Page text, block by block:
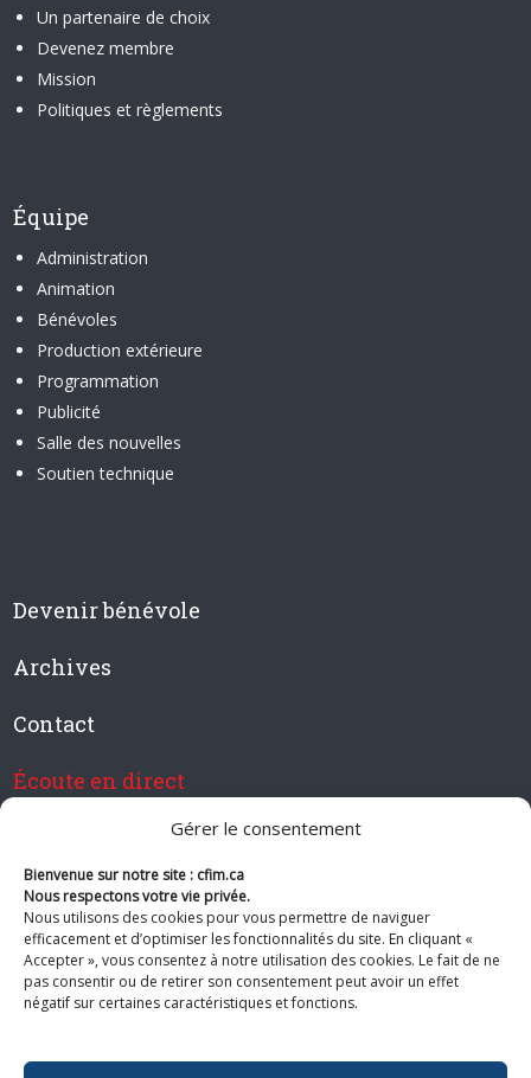
Gérer le consentement
Bienvenue sur notre site : cfim.ca
Nous respectons votre vie privée.
Nous utilisons des cookies pour vous permettre de naviguer
efficacement et d’optimiser les fonctionnalités du site. En cliquant «
Accepter », vous consentez à notre utilisation des cookies. Le fait de ne
pas consentir ou de retirer son consentement peut avoir un effet
négatif sur certaines caractéristiques et fonctions.
Un partenaire de choix
Devenez membre
Mission
Politiques et règlements
Équipe
Administration
Animation
Bénévoles
Production extérieure
Programmation
Publicité
Salle des nouvelles
Soutien technique
Devenir bénévole
Archives
Contact
Écoute en direct
Devenir membre de CFIM
Suivez-nous